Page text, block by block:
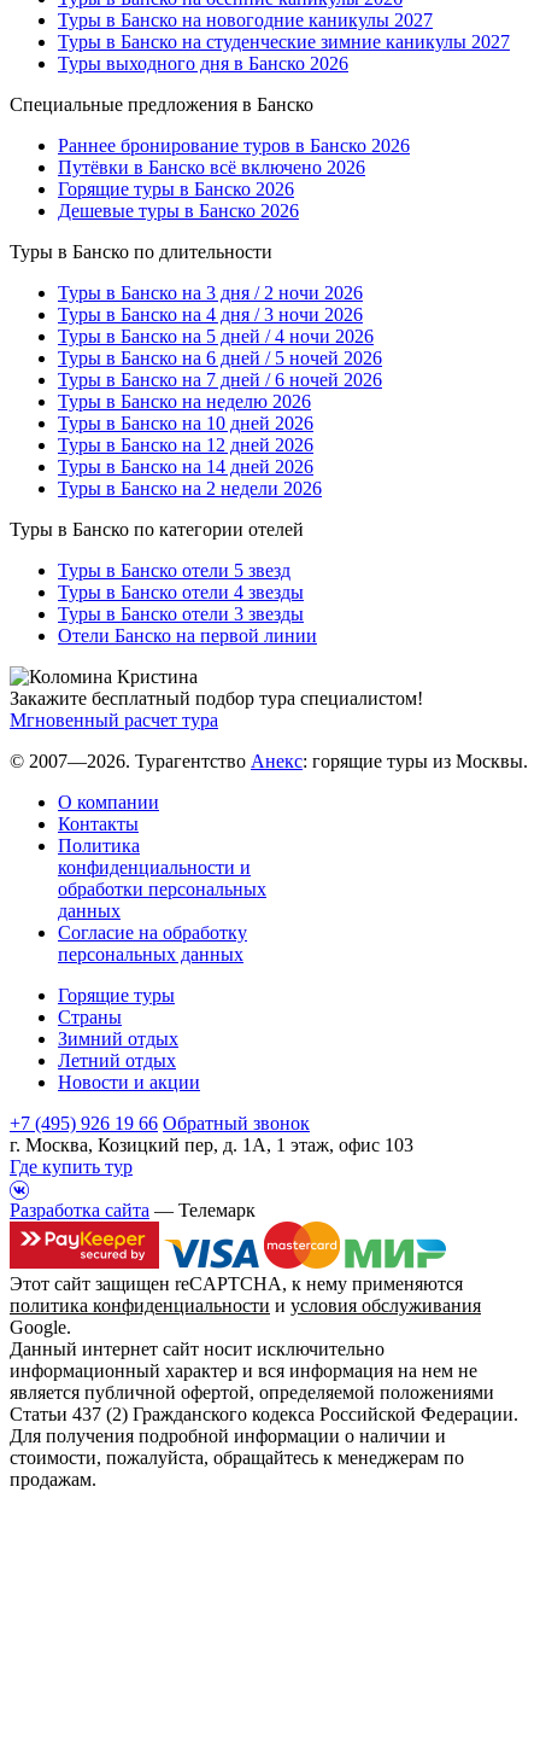
Туры в Банско на новогодние каникулы 2027
Туры в Банско на студенческие зимние каникулы 2027
Туры выходного дня в Банско 2026
Специальные предложения в Банско
Раннее бронирование туров в Банско 2026
Путёвки в Банско всё включено 2026
Горящие туры в Банско 2026
Дешевые туры в Банско 2026
Туры в Банско по длительности
Туры в Банско на 3 дня / 2 ночи 2026
Туры в Банско на 4 дня / 3 ночи 2026
Туры в Банско на 5 дней / 4 ночи 2026
Туры в Банско на 6 дней / 5 ночей 2026
Туры в Банско на 7 дней / 6 ночей 2026
Туры в Банско на неделю 2026
Туры в Банско на 10 дней 2026
Туры в Банско на 12 дней 2026
Туры в Банско на 14 дней 2026
Туры в Банско на 2 недели 2026
Туры в Банско по категории отелей
Туры в Банско отели 5 звезд
Туры в Банско отели 4 звезды
Туры в Банско отели 3 звезды
Отели Банско на первой линии
Закажите бесплатный подбор тура специалистом!
Мгновенный расчет тура
© 2007—2026. Турагентство Анекс: горящие туры из Москвы.
О компании
Контакты
Политика
конфиденциальности и
обработки персональных
данных
Согласие на обработку
персональных данных
Горящие туры
Страны
Зимний отдых
Летний отдых
Новости и акции
+7 (495) 926 19 66 Обратный звонок
г. Москва, Козицкий пер, д. 1А, 1 этаж, офис 103
Где купить тур
Разработка сайта — Телемарк
Этот сайт защищен reCAPTCHA, к нему применяются
политика конфиденциальности и условия обслуживания
Google.
Данный интернет сайт носит исключительно
информационный характер и вся информация на нем не
является публичной офертой, определяемой положениями
Статьи 437 (2) Гражданского кодекса Российской Федерации.
Для получения подробной информации о наличии и
стоимости, пожалуйста, обращайтесь к менеджерам по
продажам.